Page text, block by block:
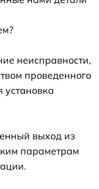
неисправности,
проведенного
выход из
параметрам